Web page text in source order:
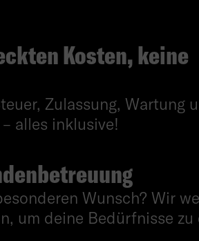
Kosten, keine
Zulassung, Wartung
alles inklusive!
Wunsch? Wir
um deine Bedürfnisse